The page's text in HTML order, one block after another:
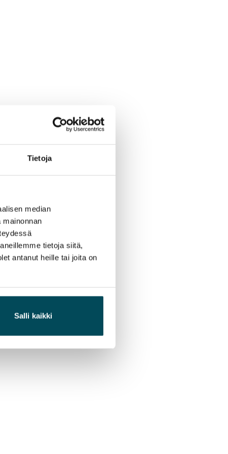
Tietoja
median
tietoja siitä,
antanut heille tai joita on
Salli kaikki